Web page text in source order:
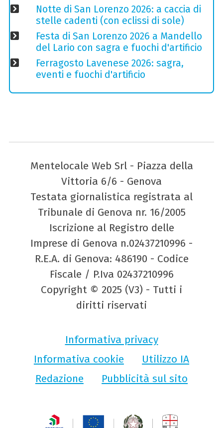
Notte di San Lorenzo 2026: a caccia di
stelle cadenti (con eclissi di sole)
Festa di San Lorenzo 2026 a Mandello
del Lario con sagra e fuochi d'artificio
Ferragosto Lavenese 2026: sagra,
eventi e fuochi d'artificio
Mentelocale Web Srl - Piazza della
Vittoria 6/6 - Genova
Testata giornalistica registrata al
Tribunale di Genova nr. 16/2005
Iscrizione al Registro delle
Imprese di Genova n.02437210996 -
R.E.A. di Genova: 486190 - Codice
Fiscale / P.Iva 02437210996
Copyright © 2025 (V3) - Tutti i
diritti riservati
Informativa privacy
Informativa cookie
Utilizzo IA
Redazione
Pubblicità sul sito